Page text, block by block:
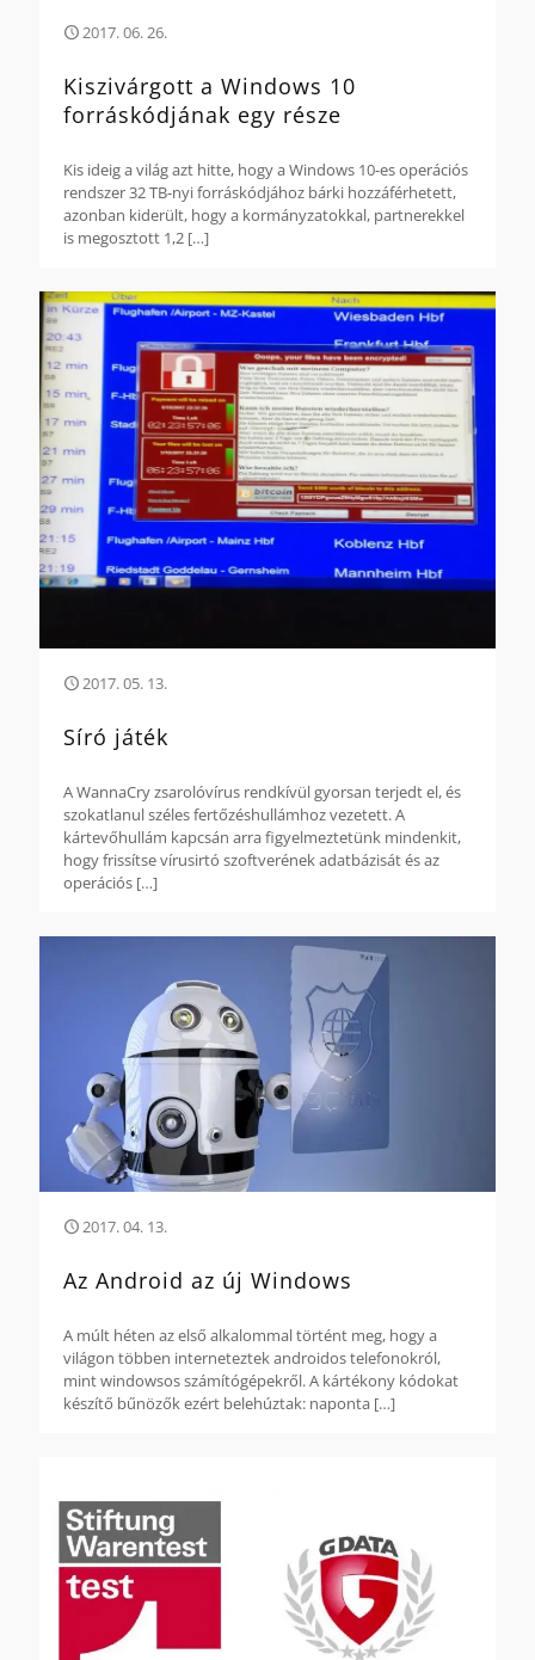
2017. 06. 26.
Kiszivárgott a Windows 10
forráskódjának egy része
Kis ideig a világ azt hitte, hogy a Windows 10-es operációs
rendszer 32 TB-nyi forráskódjához bárki hozzáférhetett,
azonban kiderült, hogy a kormányzatokkal, partnerekkel
is megosztott 1,2 […]
2017. 05. 13.
Síró játék
A WannaCry zsarolóvírus rendkívül gyorsan terjedt el, és
szokatlanul széles fertőzéshullámhoz vezetett. A
kártevőhullám kapcsán arra figyelmeztetünk mindenkit,
hogy frissítse vírusirtó szoftverének adatbázisát és az
operációs […]
2017. 04. 13.
Az Android az új Windows
A múlt héten az első alkalommal történt meg, hogy a
világon többen interneteztek androidos telefonokról,
mint windowsos számítógépekről. A kártékony kódokat
készítő bűnözők ezért belehúztak: naponta […]